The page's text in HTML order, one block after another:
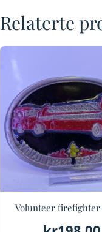
Relaterte
Volunteer firefighter